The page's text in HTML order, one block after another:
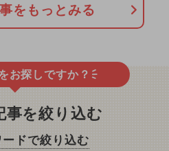
をもっとみる
お探しですか？
事を絞り込む
ドで絞り込む